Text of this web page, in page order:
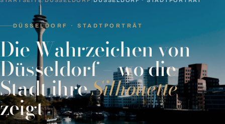
DÜSSELDORF · STADTPORTRÄT
Die Wahrzeichen von
Düsseldorf – wo die
Stadt ihreSilhouette
zeigt